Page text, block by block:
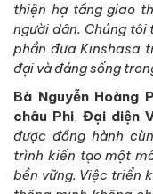
thiện hạ tầng giao
người dân. Chúng tôi
phần đưa Kinshasa
đại và đáng sống
Bà Nguyễn Hoàng
châu Phi, Đại diện
được đồng hành
trình kiến tạo một
bền vững. Việc triển